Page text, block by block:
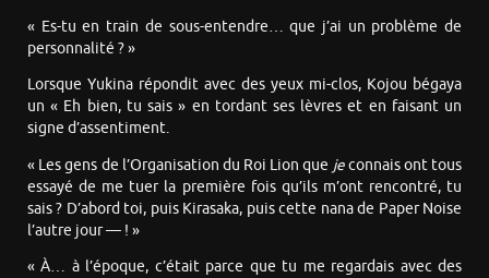
« Es-tu en train de sous-entendre… que j’ai un problème de
personnalité ? »
Lorsque Yukina répondit avec des yeux mi-clos, Kojou bégaya
un « Eh bien, tu sais » en tordant ses lèvres et en faisant un
signe d’assentiment.
« Les gens de l’Organisation du Roi Lion que jeconnais ont tous
essayé de me tuer la première fois qu’ils m’ont rencontré, tu
sais ? D’abord toi, puis Kirasaka, puis cette nana de Paper Noise
l’autre jour — ! »
« À… à l’époque, c’était parce que tu me regardais avec des